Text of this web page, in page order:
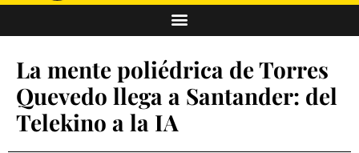
La mente poliédrica de Torres
Quevedo llega a Santander: del
Telekino a la IA